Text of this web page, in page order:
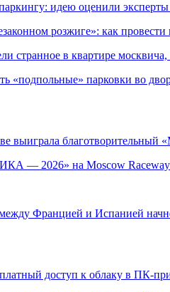
идею оценили
розжиге»: как
странное в квартире москвича,
«подпольные» парковки во
выиграла благотворительный
— 2026» на Moscow
Францией и Испанией
доступ к облаку в ПК-